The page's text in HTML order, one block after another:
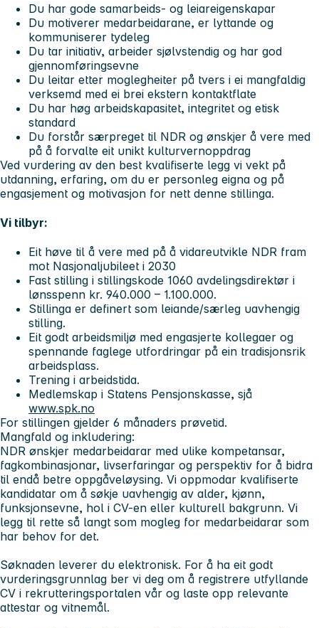
Du har gode samarbeids- og leiareigenskapar
Du motiverer medarbeidarane, er lyttande og
kommuniserer tydeleg
Du tar initiativ, arbeider sjølvstendig og har god
gjennomføringsevne
Du leitar etter moglegheiter på tvers i ei mangfaldig
verksemd med ei brei ekstern kontaktflate
Du har høg arbeidskapasitet, integritet og etisk
standard
Du forstår særpreget til NDR og ønskjer å vere med
på å forvalte eit unikt kulturvernoppdrag
Ved vurdering av den best kvalifiserte legg vi vekt på
utdanning, erfaring, om du er personleg eigna og på
engasjement og motivasjon for nett denne stillinga.
Vi tilbyr:
Eit høve til å vere med på å vidareutvikle NDR fram
mot Nasjonaljubileet i 2030
Fast stilling i stillingskode 1060 avdelingsdirektør i
lønsspenn kr. 940.000 – 1.100.000.
Stillinga er definert som leiande/særleg uavhengig
stilling.
Eit godt arbeidsmiljø med engasjerte kollegaer og
spennande faglege utfordringar på ein tradisjonsrik
arbeidsplass.
Trening i arbeidstida.
Medlemskap i Statens Pensjonskasse, sjå
www.spk.no
For stillingen gjelder 6 månaders prøvetid.
Mangfald og inkludering:
NDR ønskjer medarbeidarar med ulike kompetansar,
fagkombinasjonar, livserfaringar og perspektiv for å bidra
til endå betre oppgåveløysing. Vi oppmodar kvalifiserte
kandidatar om å søkje uavhengig av alder, kjønn,
funksjonsevne, hol i CV-en eller kulturell bakgrunn. Vi
legg til rette så langt som mogleg for medarbeidarar som
har behov for det.
Søknaden leverer du elektronisk. For å ha eit godt
vurderingsgrunnlag ber vi deg om å registrere utfyllande
CV i rekrutteringsportalen vår og laste opp relevante
attestar og vitnemål.